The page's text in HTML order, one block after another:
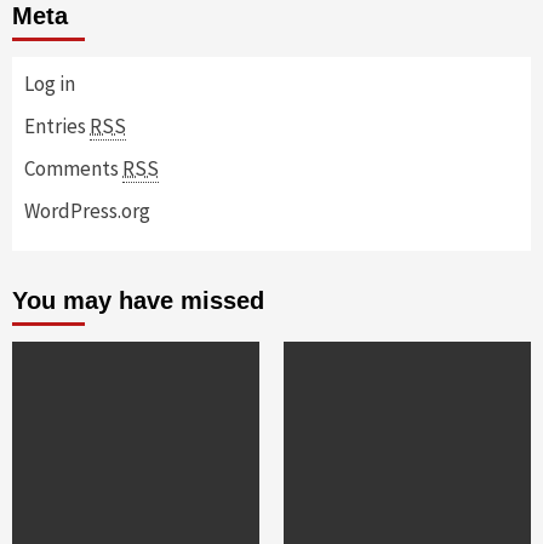
Meta
Log in
Entries RSS
Comments RSS
WordPress.org
You may have missed